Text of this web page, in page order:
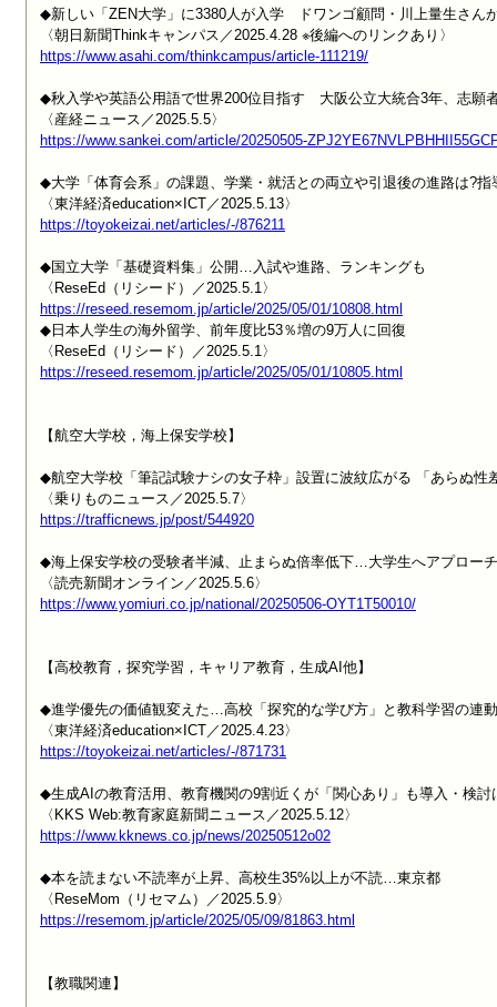
◆新しい「ZEN大学」に3380人が入学　ドワンゴ顧問・川上量生さん
https://www.asahi.com/thinkcampus/article-111219/
◆秋入学や英語公用語で世界200位目指す　大阪公立大統合3年、志願
https://www.sankei.com/article/20250505-
◆大学「体育会系」の課題、学業・就活との両立や引退後の進路は?指
https://toyokeizai.net/articles/-/876211
◆国立大学「基礎資料集」公開…入試や進路、ランキングも
https://reseed.resemom.jp/article/2025/05/01/10808.html
◆日本人学生の海外留学、前年度比53％増の9万人に回復
https://reseed.resemom.jp/article/2025/05/01/10805.html
【航空大学校，海上保安学校】
◆航空大学校「筆記試験ナシの女子枠」設置に波紋広がる 「あらぬ性
https://trafficnews.jp/post/544920
◆海上保安学校の受験者半減、止まらぬ倍率低下…大学生へアプロー
https://www.yomiuri.co.jp/national/20250506-OYT1T50010/
【高校教育，探究学習，キャリア教育，生成AI他】
◆進学優先の価値観変えた…高校「探究的な学び方」と教科学習の連
https://toyokeizai.net/articles/-/871731
◆生成AIの教育活用、教育機関の9割近くが「関心あり」も導入・検
https://www.kknews.co.jp/news/20250512o02
◆本を読まない不読率が上昇、高校生35%以上が不読…東京都
https://resemom.jp/article/2025/05/09/81863.html
【教職関連】